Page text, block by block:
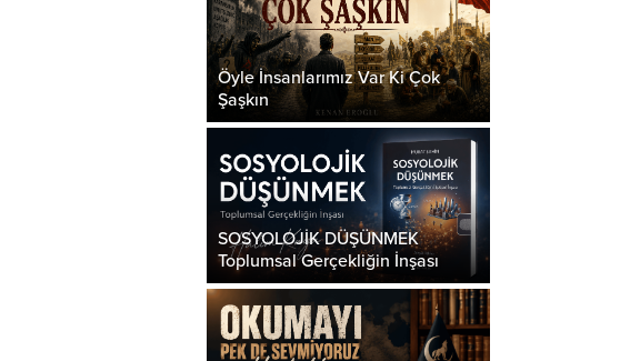
Arkadaşlarım, Muhterem Hanımefendiler, Beyefendiler,
Sertifika Almaya Hak Kazanmış Değerli Kardeşlerim,
Sayın Basın Mensupları, Türkçe...
Öyle İnsanlarımız Var Ki Çok
Şaşkın
SOSYOLOJİK DÜŞÜNMEK
Toplumsal Gerçekliğin İnşası